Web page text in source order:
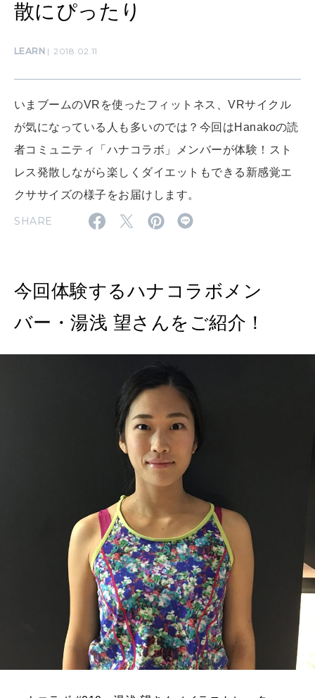
CULTURE
WORK&MONEY
2026年7月号「鎌倉 ローカルが 教えてくれた 本当の歩き方。」
2026年6月号「大銀座 トレンドが生まれる 新しい一流店へ。」
2026年5月号「“大好き”に出会いに。韓国」
2026年4月号「未来をつくる、学びの教科書。」
2026年3月号「スイーツ予想図 2026」
2026年2月号「良運を掴む 新・開運術。」
2026年1月号「猫がいれば、幸せ」
2025年12月号「お酒の新常識。」
FOLLOW US!
散にぴったり
LEARN 2018.02.11
いまブームのVRを使ったフィットネス、VRサイクル
が気になっている人も多いのでは？今回はHanakoの読
者コミュニティ「ハナコラボ」メンバーが体験！スト
レス発散しながら楽しくダイエットもできる新感覚エ
クササイズの様子をお届けします。
SHARE
今回体験するハナコラボメン
バー・湯浅 望さんをご紹介！